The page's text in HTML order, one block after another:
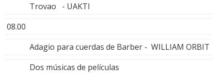
Trovao - UAKTI
08.00
Adagio para cuerdas de Barber - WILLIAM ORBIT
Dos músicas de películas